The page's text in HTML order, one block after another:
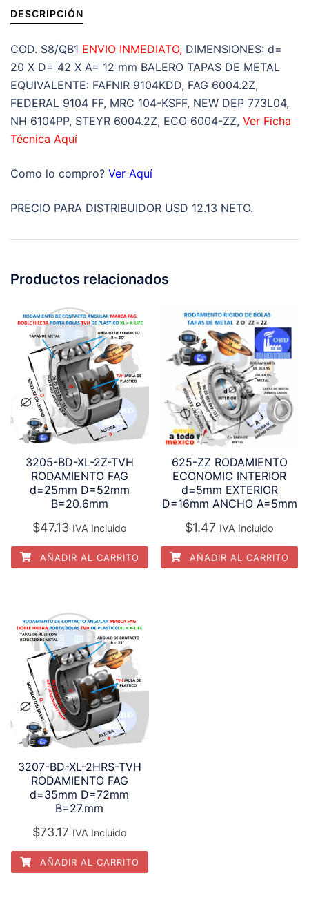
DESCRIPCIÓN
COD. S8/QB1 ENVIO INMEDIATO, DIMENSIONES: d=
20 X D= 42 X A= 12 mm BALERO TAPAS DE METAL
EQUIVALENTE: FAFNIR 9104KDD, FAG 6004.2Z,
FEDERAL 9104 FF, MRC 104-KSFF, NEW DEP 773L04,
NH 6104PP, STEYR 6004.2Z, ECO 6004-ZZ, Ver Ficha
Técnica Aquí
Como lo compro? Ver Aquí
PRECIO PARA DISTRIBUIDOR USD 12.13 NETO.
Productos relacionados
3205-BD-XL-2Z-TVH
RODAMIENTO FAG
d=25mm D=52mm
B=20.6mm
$47.13 IVA Incluido
AÑADIR AL CARRITO
625-ZZ RODAMIENTO
ECONOMIC INTERIOR
d=5mm EXTERIOR
D=16mm ANCHO A=5mm
$1.47 IVA Incluido
AÑADIR AL CARRITO
3207-BD-XL-2HRS-TVH
RODAMIENTO FAG
d=35mm D=72mm
B=27.mm
$73.17 IVA Incluido
AÑADIR AL CARRITO